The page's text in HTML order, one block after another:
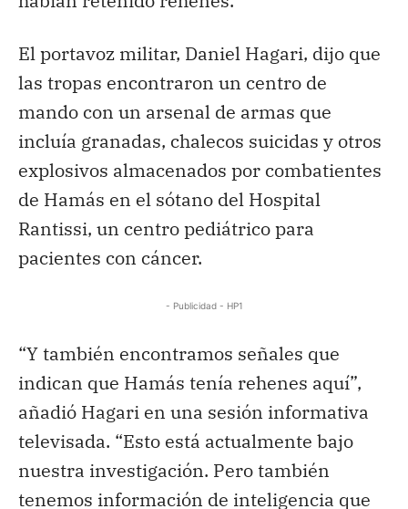
El portavoz militar, Daniel Hagari, dijo que
las tropas encontraron un centro de
mando con un arsenal de armas que
incluía granadas, chalecos suicidas y otros
explosivos almacenados por combatientes
de Hamás en el sótano del Hospital
Rantissi, un centro pediátrico para
pacientes con cáncer.
- Publicidad - HP1
“Y también encontramos señales que
indican que Hamás tenía rehenes aquí”,
añadió Hagari en una sesión informativa
televisada. “Esto está actualmente bajo
nuestra investigación. Pero también
tenemos información de inteligencia que